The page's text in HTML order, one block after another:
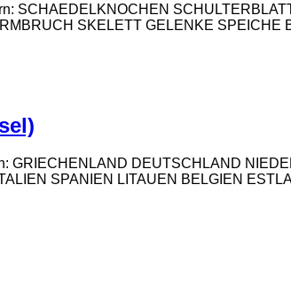
SCHAEDELKNOCHEN
SKELETT GELENKE SPEICHE
GRIECHENLAND DEUTSCHLAND
SPANIEN LITAUEN BELGIEN